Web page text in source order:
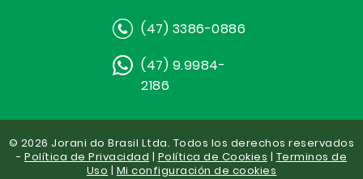
(47) 3386-0886
(47) 9.9984-
2186
© 2026 Jorani do Brasil Ltda. Todos los derechos reservados
- Política de Privacidad | Política de Cookies | Terminos de
Uso | Mi configuración de cookies